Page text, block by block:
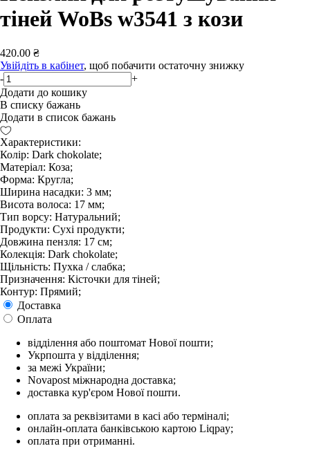
тіней WoBs w3541 з кози
420.00 ₴
Увійдіть в кабінет, щоб побачити остаточну знижку
-
+
Додати до кошику
В списку бажань
Додати в список бажань
Характеристики:
Колір: Dark chokolate;
Матеріал: Коза;
Форма: Кругла;
Ширина насадки: 3 мм;
Висота волоса: 17 мм;
Тип ворсу: Натуральний;
Продукти: Сухі продукти;
Довжина пензля: 17 см;
Колекція: Dark chokolate;
Щільність: Пухка / слабка;
Призначення: Кісточки для тіней;
Контур: Прямий;
Доставка
Оплата
відділення або поштомат Нової пошти;
Укрпошта у відділення;
за межі України;
Novapost міжнародна доставка;
доставка кур'єром Нової пошти.
оплата за реквізитами в касі або терміналі;
онлайн-оплата банківською картою Liqpay;
оплата при отриманні.